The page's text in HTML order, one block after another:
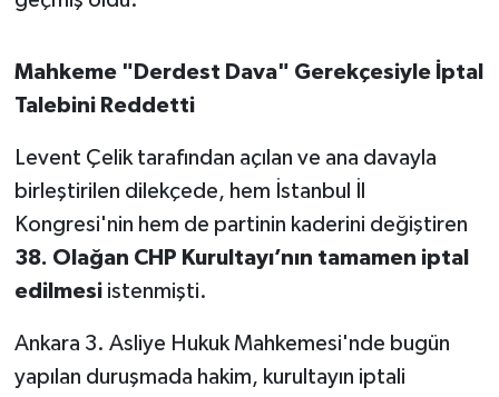
Mahkeme "Derdest Dava" Gerekçesiyle İptal
Talebini Reddetti
Levent Çelik tarafından açılan ve ana davayla
birleştirilen dilekçede, hem İstanbul İl
Kongresi'nin hem de partinin kaderini değiştiren
38. Olağan CHP Kurultayı’nın tamamen iptal
edilmesiistenmişti.
Ankara 3. Asliye Hukuk Mahkemesi'nde bugün
yapılan duruşmada hakim, kurultayın iptali
Savaştepe
SEYAHAT
Sındırgı